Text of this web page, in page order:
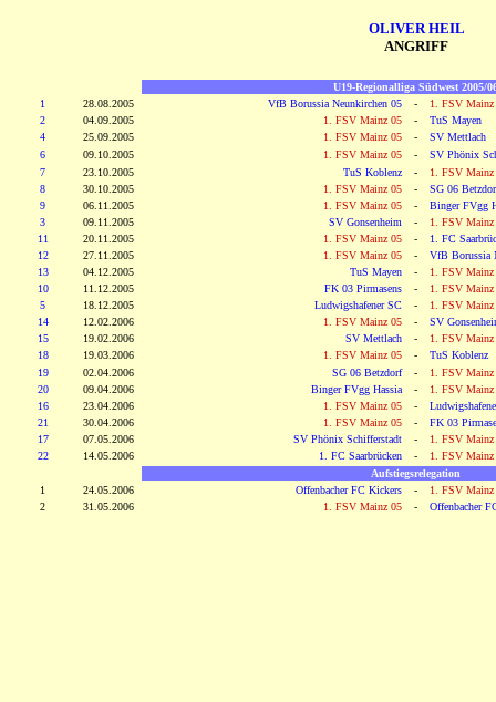
OLIVER HEIL
ANGRIFF
U19-Regionalliga Südwest 2005/
1
28.08.2005 VfB Borussia Neunkirchen 05 -
1. FSV Mainz
2
04.09.2005 1. FSV Mainz 05 -
TuS Mayen
4
25.09.2005 1. FSV Mainz 05 -
SV Mettlach
6
09.10.2005 1. FSV Mainz 05 -
SV Phönix
7
23.10.2005 TuS Koblenz -
1. FSV Mainz
8
30.10.2005 1. FSV Mainz 05 -
SG 06
9
06.11.2005 1. FSV Mainz 05 -
Binger FVgg
3
09.11.2005 SV Gonsenheim -
1. FSV Mainz
11
20.11.2005 1. FSV Mainz 05 -
1. FC
12
27.11.2005 1. FSV Mainz 05 -
VfB Borussia
13
04.12.2005 TuS Mayen -
1. FSV Mainz
10
11.12.2005 FK 03 Pirmasens -
1. FSV Mainz
5
18.12.2005 Ludwigshafener SC -
1. FSV Mainz
14
12.02.2006 1. FSV Mainz 05 -
SV
15
19.02.2006 SV Mettlach -
1. FSV Mainz
18
19.03.2006 1. FSV Mainz 05 -
TuS Koblenz
19
02.04.2006 SG 06 Betzdorf -
1. FSV Mainz
20
09.04.2006 Binger FVgg Hassia -
1. FSV Mainz
16
23.04.2006 1. FSV Mainz 05 -
21
30.04.2006 1. FSV Mainz 05 -
FK 03
17
07.05.2006 SV Phönix Schifferstadt -
1. FSV Mainz
22
14.05.2006 1. FC Saarbrücken -
1. FSV Mainz
Aufstiegsrelegation
1
24.05.2006 Offenbacher FC Kickers -
1. FSV Mainz
2
31.05.2006 1. FSV Mainz 05 - Offenbacher